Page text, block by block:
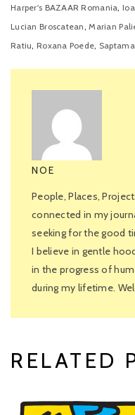
Harper's BAZAAR Romania,
Lucian Broscatean,Marian
Ratiu, Roxana Poede,
NOE
People, Places,
connected in my
seeking for the good
I believe in gentle
in the progress of
during my lifetime.
RELATED